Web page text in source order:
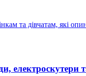
та дівчатам, які
електроскутери